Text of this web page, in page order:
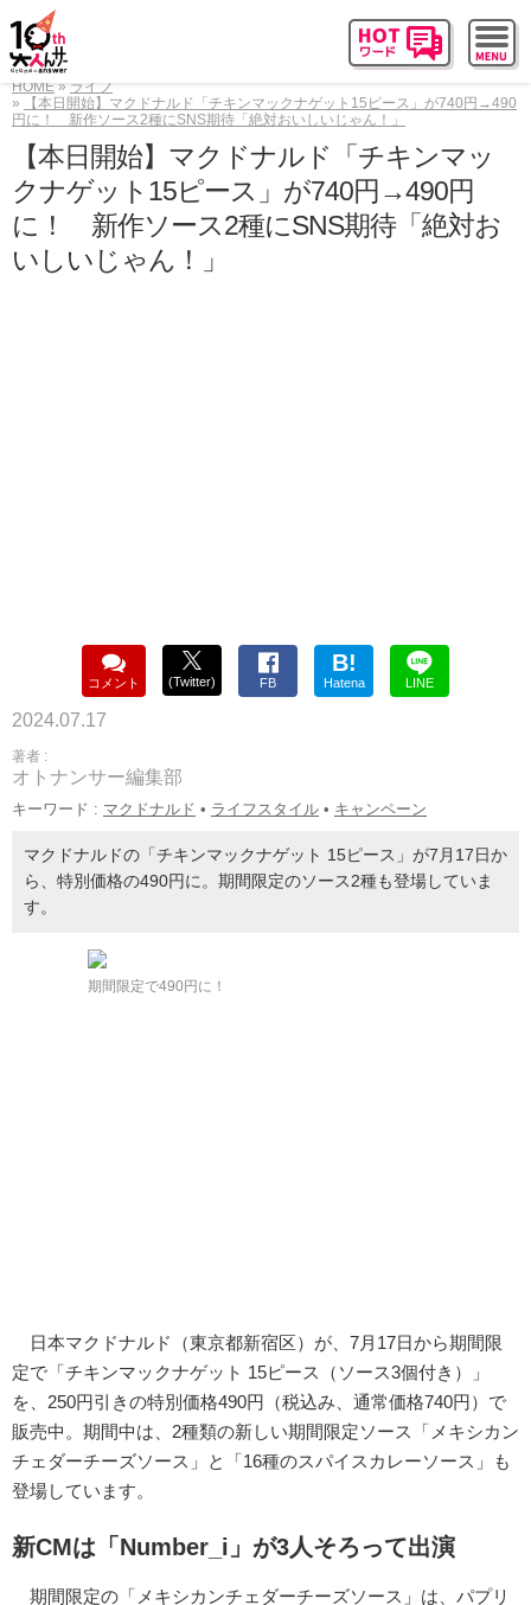
HOME
ライフ
【本日開始】マクドナルド「チキンマックナゲット15ピース」が740円→490
円に！ 新作ソース2種にSNS期待「絶対おいしいじゃん！」
【本日開始】マクドナルド「チキンマッ
クナゲット15ピース」が740円→490円
に！ 新作ソース2種にSNS期待「絶対お
いしいじゃん！」
コメント (Twitter) FB
B!
Hatena LINE
2024.07.17
著者 :
オトナンサー編集部
キーワード : マクドナルド • ライフスタイル • キャンペーン
マクドナルドの「チキンマックナゲット 15ピース」が7月17日か
ら、特別価格の490円に。期間限定のソース2種も登場していま
す。
期間限定で490円に！
日本マクドナルド（東京都新宿区）が、7月17日から期間限
定で「チキンマックナゲット 15ピース（ソース3個付き）」
を、250円引きの特別価格490円（税込み、通常価格740円）で
販売中。期間中は、2種類の新しい期間限定ソース「メキシカン
チェダーチーズソース」と「16種のスパイスカレーソース」も
登場しています。
新CMは「Number_i」が3人そろって出演
期間限定の「メキシカンチェダーチーズソース」は、パプリ